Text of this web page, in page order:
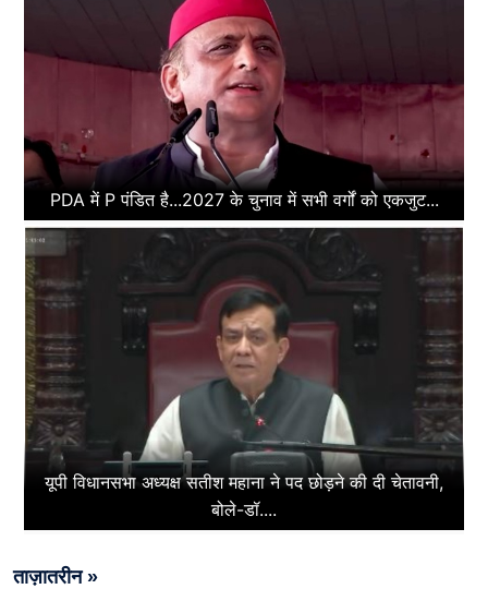
PDA में P पंडित है...2027 के चुनाव में सभी वर्गों को एकजुट...
यूपी विधानसभा अध्यक्ष सतीश महाना ने पद छोड़ने की दी चेतावनी,
बोले-डॉ....
ताज़ातरीन »